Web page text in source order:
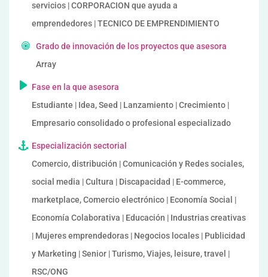
servicios | CORPORACION que ayuda a
emprendedores | TECNICO DE EMPRENDIMIENTO
Grado de innovación de los proyectos que asesora
Array
Fase en la que asesora
Estudiante | Idea, Seed | Lanzamiento | Crecimiento |
Empresario consolidado o profesional especializado
Especialización sectorial
Comercio, distribución | Comunicación y Redes sociales,
social media | Cultura | Discapacidad | E-commerce,
marketplace, Comercio electrónico | Economía Social |
Economía Colaborativa | Educación | Industrias creativas
| Mujeres emprendedoras | Negocios locales | Publicidad
y Marketing | Senior | Turismo, Viajes, leisure, travel |
RSC/ONG